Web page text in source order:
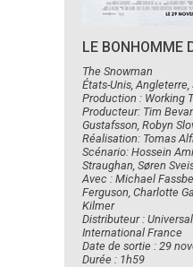
LE BONHOMME
The Snowman
États-Unis, Angleterre,
Production : Working
Producteur: Tim
Gustafsson, Robyn
Réalisation: Tomas
Scénario: Hossein
Straughan, Søren
Avec : Michael
Ferguson, Charlotte
Kilmer
Distributeur :
International France
Date de sortie : 29
Durée : 1h59